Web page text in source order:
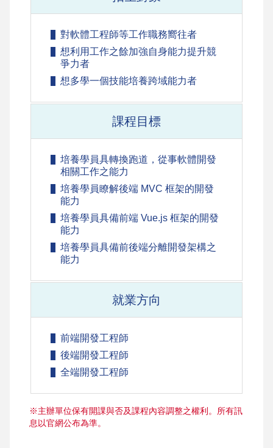
對軟體工程師等工作職務嚮往者
想利用工作之餘加強自身能力提升競
爭力者
想多學一個技能培養跨域能力者
課程目標
培養學員具轉換跑道，從事軟體開發
相關工作之能力
培養學員瞭解後端 MVC 框架的開發
能力
培養學員具備前端 Vue.js 框架的開發
能力
培養學員具備前後端分離開發架構之
能力
就業方向
前端開發工程師
後端開發工程師
全端開發工程師
※主辦單位保有開課與否及課程內容調整之權利。所有訊
息以官網公布為準。